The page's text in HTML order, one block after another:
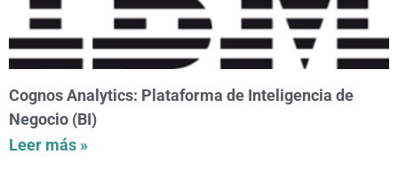
Cognos Analytics: Plataforma de Inteligencia de
Negocio (BI)
Leer más »